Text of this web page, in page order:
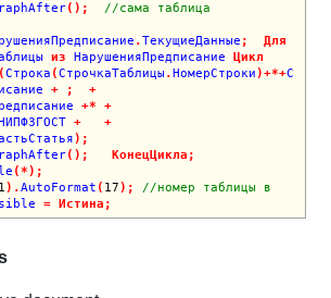
( ) ;
//сама таблица
.ТекущиеДанные ;
Для
из НарушенияПредписание Цикл
(Строка (СтрочкаТаблицы .НомерСтроки)+*+С
+ ;
+
+*
+
+
+
) ;
( ) ; КонецЦикла ;
(*) ;
1 ) .AutoFormat ( 17) ;
//номер таблицы в
= Истина ;